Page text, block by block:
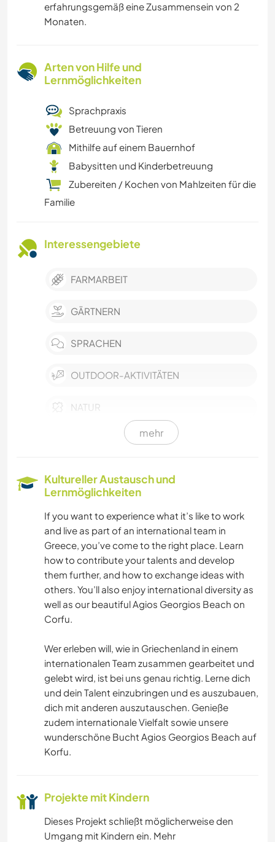
erfahrungsgemäß eine Zusammensein von 2
Monaten.
Arten von Hilfe und
Lernmöglichkeiten
Sprachpraxis
Betreuung von Tieren
Mithilfe auf einem Bauernhof
Babysitten und Kinderbetreuung
Zubereiten / Kochen von Mahlzeiten für die
Familie
Interessengebiete
FARMARBEIT
GÄRTNERN
SPRACHEN
OUTDOOR-AKTIVITÄTEN
NATUR
GARTENARBEITEN
STRAND
mehr
Kultureller Austausch und
Lernmöglichkeiten
If you want to experience what it’s like to work
and live as part of an international team in
Greece, you’ve come to the right place. Learn
how to contribute your talents and develop
them further, and how to exchange ideas with
others. You’ll also enjoy international diversity as
well as our beautiful Agios Georgios Beach on
Corfu.
Wer erleben will, wie in Griechenland in einem
internationalen Team zusammen gearbeitet und
gelebt wird, ist bei uns genau richtig. Lerne dich
und dein Talent einzubringen und es auszubauen,
dich mit anderen auszutauschen. Genieße
zudem internationale Vielfalt sowie unsere
wunderschöne Bucht Agios Georgios Beach auf
Korfu.
Projekte mit Kindern
Dieses Projekt schließt möglicherweise den
Umgang mit Kindern ein. Mehr